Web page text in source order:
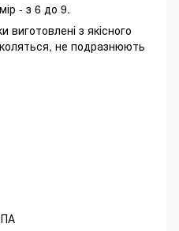
- з 6 до 9.
виготовлені з якісного
не подразнюють